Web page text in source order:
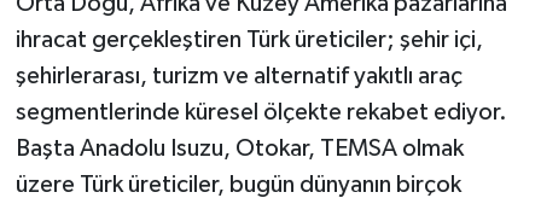
ihracat gerçekleştiren Türk üreticiler; şehir içi,
şehirlerarası, turizm ve alternatif yakıtlı araç
segmentlerinde küresel ölçekte rekabet ediyor.
Başta Anadolu Isuzu, Otokar, TEMSA olmak
üzere Türk üreticiler, bugün dünyanın birçok